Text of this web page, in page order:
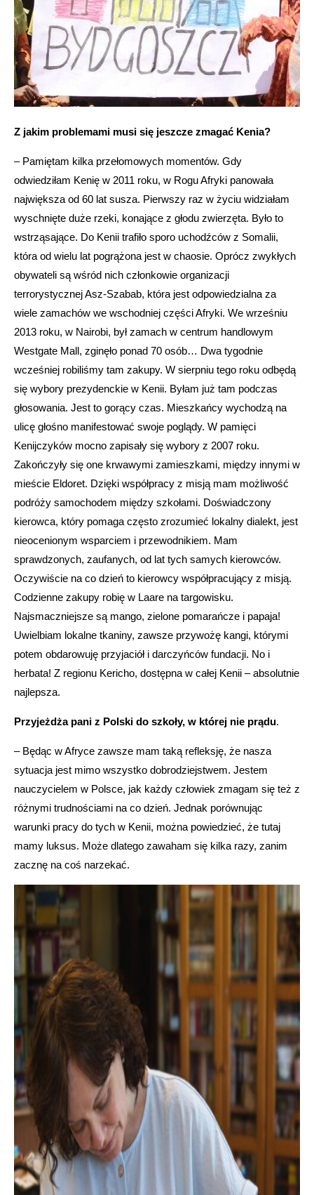
Z jakim problemami musi się jeszcze zmagać Kenia?
– Pamiętam kilka przełomowych momentów. Gdy
odwiedziłam Kenię w 2011 roku, w Rogu Afryki panowała
największa od 60 lat susza. Pierwszy raz w życiu widziałam
wyschnięte duże rzeki, konające z głodu zwierzęta. Było to
wstrząsające. Do Kenii trafiło sporo uchodźców z Somalii,
która od wielu lat pogrążona jest w chaosie. Oprócz zwykłych
obywateli są wśród nich członkowie organizacji
terrorystycznej Asz-Szabab, która jest odpowiedzialna za
wiele zamachów we wschodniej części Afryki. We wrześniu
2013 roku, w Nairobi, był zamach w centrum handlowym
Westgate Mall, zginęło ponad 70 osób… Dwa tygodnie
wcześniej robiliśmy tam zakupy. W sierpniu tego roku odbędą
się wybory prezydenckie w Kenii. Byłam już tam podczas
głosowania. Jest to gorący czas. Mieszkańcy wychodzą na
ulicę głośno manifestować swoje poglądy. W pamięci
Kenijczyków mocno zapisały się wybory z 2007 roku.
Zakończyły się one krwawymi zamieszkami, między innymi w
mieście Eldoret. Dzięki współpracy z misją mam możliwość
podróży samochodem między szkołami. Doświadczony
kierowca, który pomaga często zrozumieć lokalny dialekt, jest
nieocenionym wsparciem i przewodnikiem. Mam
sprawdzonych, zaufanych, od lat tych samych kierowców.
Oczywiście na co dzień to kierowcy współpracujący z misją.
Codzienne zakupy robię w Laare na targowisku.
Najsmaczniejsze są mango, zielone pomarańcze i papaja!
Uwielbiam lokalne tkaniny, zawsze przywożę kangi, którymi
potem obdarowuję przyjaciół i darczyńców fundacji. No i
herbata! Z regionu Kericho, dostępna w całej Kenii – absolutnie
najlepsza.
Przyjeżdża pani z Polski do szkoły, w której nie prądu.
– Będąc w Afryce zawsze mam taką refleksję, że nasza
sytuacja jest mimo wszystko dobrodziejstwem. Jestem
nauczycielem w Polsce, jak każdy człowiek zmagam się też z
różnymi trudnościami na co dzień. Jednak porównując
warunki pracy do tych w Kenii, można powiedzieć, że tutaj
mamy luksus. Może dlatego zawaham się kilka razy, zanim
zacznę na coś narzekać.